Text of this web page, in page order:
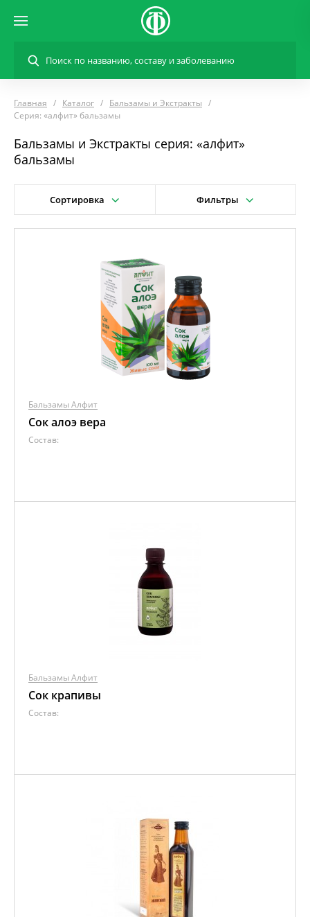
Главная Каталог
Бальзамы и Экстракты
Серия: «алфит» бальзамы
Бальзамы и Экстракты серия: «алфит»
бальзамы
Сортировка Фильтры
Бальзамы Алфит
Сок алоэ вера
Состав:
Бальзамы Алфит
Сок крапивы
Состав: